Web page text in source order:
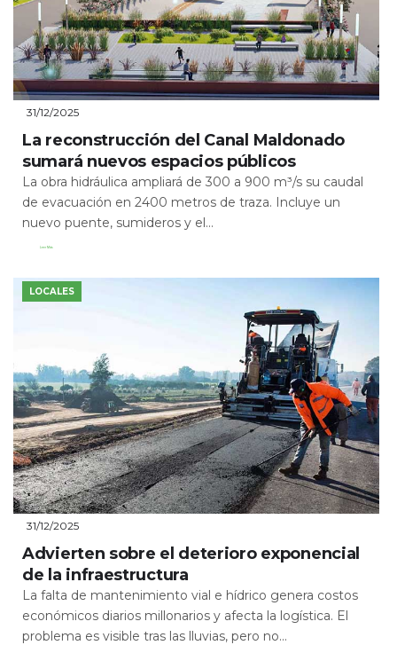
31/12/2025
La reconstrucción del Canal Maldonado
sumará nuevos espacios públicos
La obra hidráulica ampliará de 300 a 900 m³/s su caudal
de evacuación en 2400 metros de traza. Incluye un
nuevo puente, sumideros y el...
Leer Más
LOCALES
31/12/2025
Advierten sobre el deterioro exponencial
de la infraestructura
La falta de mantenimiento vial e hídrico genera costos
económicos diarios millonarios y afecta la logística. El
problema es visible tras las lluvias, pero no...